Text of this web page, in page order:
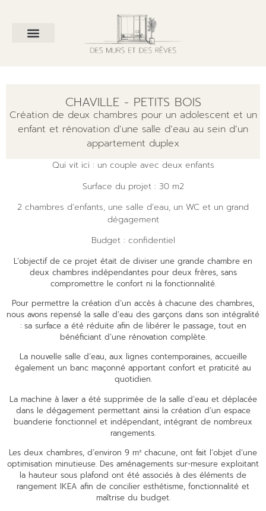
CHAVILLE - PETITS BOIS
Création de deux chambres pour un adolescent et un
enfant et rénovation d’une salle d’eau au sein d’un
appartement duplex
Qui vit ici : un couple avec deux enfants
Surface du projet : 30 m2
2 chambres d’enfants, une salle d’eau, un WC et un grand
dégagement
Budget : confidentiel
L’objectif de ce projet était de diviser une grande chambre en
deux chambres indépendantes pour deux frères, sans
compromettre le confort ni la fonctionnalité.
Pour permettre la création d’un accès à chacune des chambres,
nous avons repensé la salle d’eau des garçons dans son intégralité
: sa surface a été réduite afin de libérer le passage, tout en
bénéficiant d’une rénovation complète.
La nouvelle salle d’eau, aux lignes contemporaines, accueille
également un banc maçonné apportant confort et praticité au
quotidien.
La machine à laver a été supprimée de la salle d’eau et déplacée
dans le dégagement permettant ainsi la création d’un espace
buanderie fonctionnel et indépendant, intégrant de nombreux
rangements.
Les deux chambres, d’environ 9 m² chacune, ont fait l’objet d’une
optimisation minutieuse. Des aménagements sur-mesure exploitant
la hauteur sous plafond ont été associés à des éléments de
rangement IKEA afin de concilier esthétisme, fonctionnalité et
maîtrise du budget.